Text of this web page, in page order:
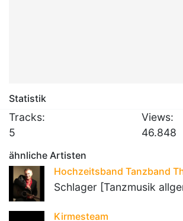
Statistik
Tracks:
5
Views:
46.848
ähnliche Artisten
Hochzeitsband Tanzband
Schlager [Tanzmusik
Kirmesteam